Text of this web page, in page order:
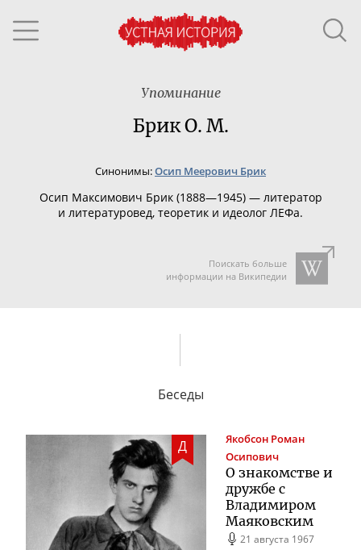
Упоминание
Брик О. М.
Синонимы:Осип Меерович Брик
Осип Максимович Брик (1888—1945) — литератор
и литературовед, теоретик и идеолог ЛЕФа.
Поискать больше
информации на Википедии
Беседы
Д Якобсон Роман
Осипович
О знакомстве и
дружбе с
Владимиром
Маяковским
21 августа 1967